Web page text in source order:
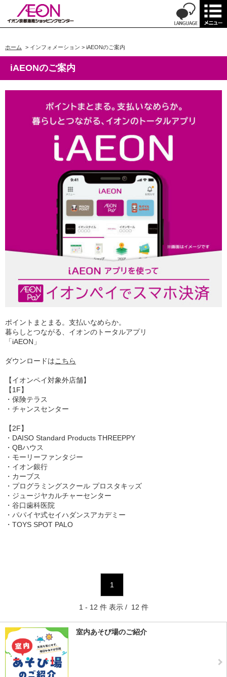
ホーム > インフォメーション > iAEONのご案内
iAEONのご案内
ポイントまとまる。支払いなめらか。
暮らしとつながる、イオンのトータルアプリ
「iAEON」
ダウンロードはこちら
【イオンペイ対象外店舗】
【1F】
・保険テラス
・チャンスセンター
【2F】
・DAISO Standard Products THREEPPY
・QBハウス
・モーリーファンタジー
・イオン銀行
・カーブス
・プログラミングスクール プロスタキッズ
・ジュージヤカルチャーセンター
・谷口歯科医院
・パパイヤ式セイハダンスアカデミー
・TOYS SPOT PALO
1
1 - 12 件 表示 / 12 件
室内あそび場のご紹介